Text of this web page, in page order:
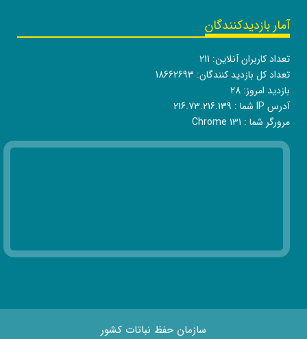
آمار بازدیدکنندگان
تعداد کاربران آنلاین: 211
تعداد کل بازدید کنندگان: 18662693
بازدید امروز: 28
آدرس IP شما :
216.73.216.139
مرورگر شما : Chrome 131
سازمان حفظ نباتات کشور